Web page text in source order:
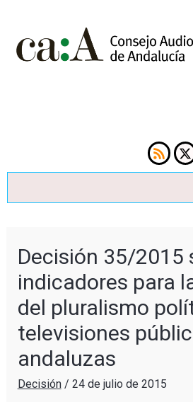
Decisión 35/2015
indicadores para
del pluralismo
televisiones
andaluzas
Decisión/ 24 de julio de 2015